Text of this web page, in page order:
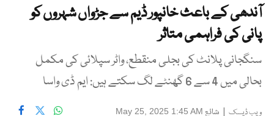
آندھی کے باعث خانپور ڈیم سے جڑواں شہروں کو
پانی کی فراہمی متاثر
سنگجانی پلانٹ کی بجلی منقطع، واٹر سپلائی کی مکمل
بحالی میں 4 سے 6 گھنٹے لگ سکتے ہیں: ایم ڈی واسا
ویب ڈیسک | شائع May 25, 2025 1:45 AM